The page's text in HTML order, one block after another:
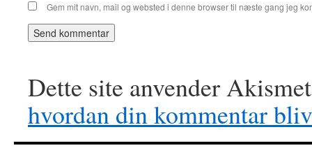
Gem mit navn, mail og websted i denne browser til næste gang jeg
Dette site anvender
hvordan din kommentar